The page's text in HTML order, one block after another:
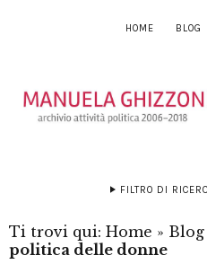
HOME BLOG
FILTRO DI
Ti trovi qui: Home » Blog
politica delle donne